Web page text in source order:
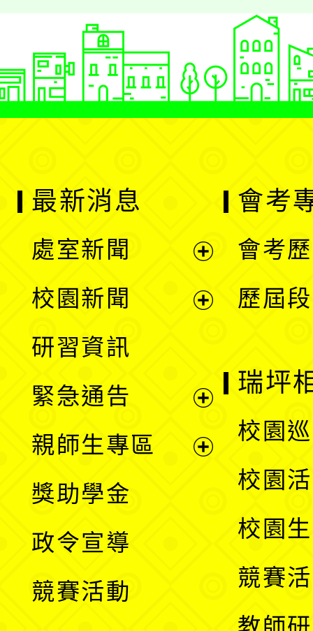
最新消息
處室新聞
單
校園新聞
選
單
研習資訊
緊急通告
親師生專區
獎助學金
政令宣導
競賽活動
會考
會考
歷屆
瑞坪
校園
校園
校園
競賽